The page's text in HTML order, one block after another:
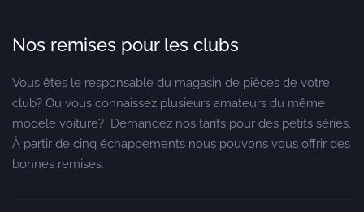
Nos remises pour les clubs
Vous êtes le responsable du magasin de pièces de votre
club? Ou vous connaissez plusieurs amateurs du même
modele voiture? Demandez nos tarifs pour des petits séries.
À partir de cinq échappements nous pouvons vous offrir des
bonnes remises.